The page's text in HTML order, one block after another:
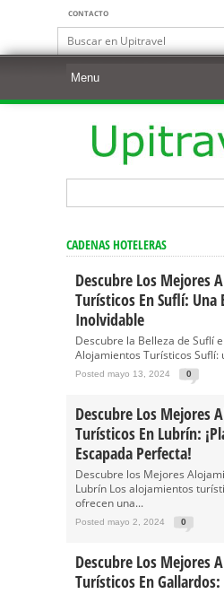
CONTACTO
CADENAS HOTELERAS
Descubre Los Mejores
Turísticos En Suflí: Una
Inolvidable
Descubre la Belleza de Suflí
Alojamientos Turísticos Suflí:
Posted mayo 13, 2024 0
Descubre Los Mejores
Turísticos En Lubrín:
Escapada Perfecta!
Descubre los Mejores
Lubrín Los alojamientos
ofrecen una...
Posted mayo 2, 2024 0
Descubre Los Mejores
Turísticos En